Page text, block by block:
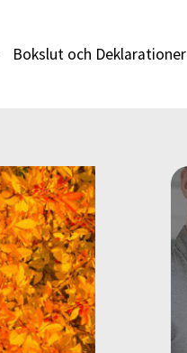
Bokslut och Deklarationer